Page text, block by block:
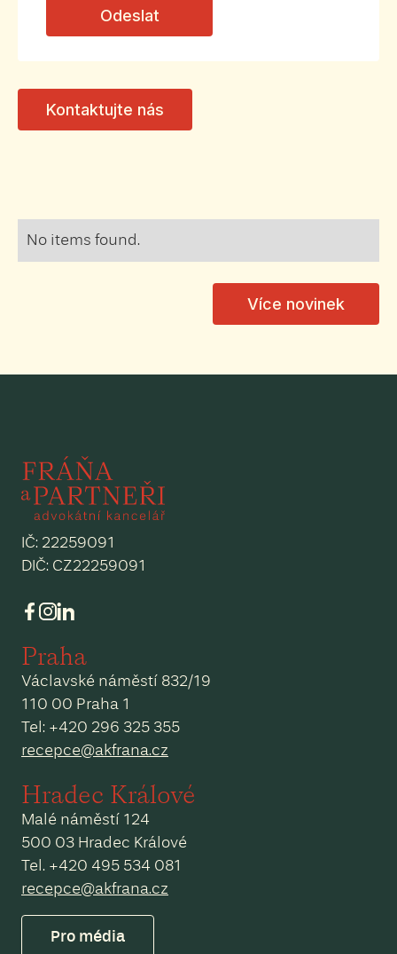
Kontaktujte nás
No items found.
Více novinek
IČ: 22259091
DIČ: CZ22259091
Praha
Václavské náměstí 832/19
110 00 Praha 1
Tel: +420 296 325 355
recepce@akfrana.cz
Hradec Králové
Malé náměstí 124
500 03 Hradec Králové
Tel. +420 495 534 081
recepce@akfrana.cz
Pro média